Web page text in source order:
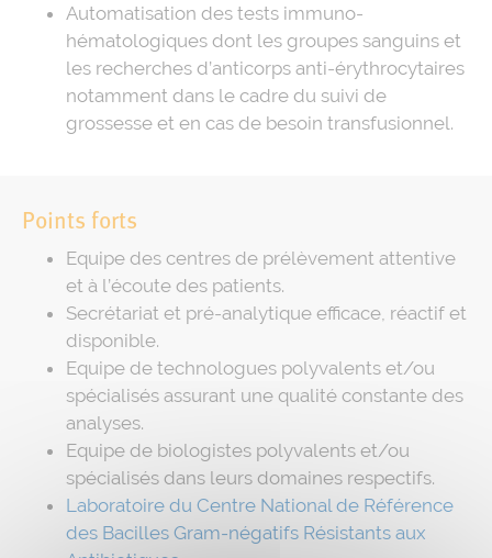
Automatisation des tests immuno-
hématologiques dont les groupes sanguins et
les recherches d’anticorps anti-érythrocytaires
notamment dans le cadre du suivi de
grossesse et en cas de besoin transfusionnel.
Points forts
Equipe des centres de prélèvement attentive
et à l’écoute des patients.
Secrétariat et pré-analytique efficace, réactif et
disponible.
Equipe de technologues polyvalents et/ou
spécialisés assurant une qualité constante des
analyses.
Equipe de biologistes polyvalents et/ou
spécialisés dans leurs domaines respectifs.
Laboratoire du Centre National de Référence
des Bacilles Gram-négatifs Résistants aux